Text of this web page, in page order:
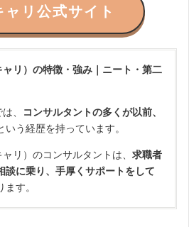
ャリ公式サイト
ャリ）の特徴・強み｜ニート・第二
、
コンサルタントの多くが以前、
いう経歴を持っています。
リ）のコンサルタントは、 求職者
談に乗り、手厚くサポートをして
す。